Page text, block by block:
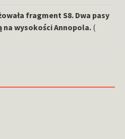
fragment S8. Dwa pasy
na wysokości Annopola. (